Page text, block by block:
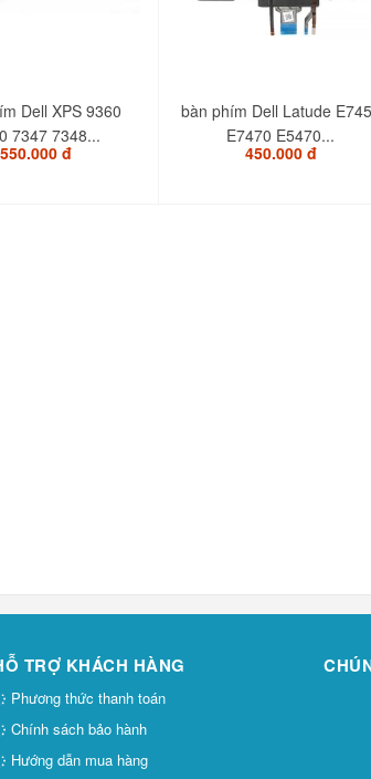
Dell XPS 9360
7347 7348...
550.000 đ
bàn phím Dell Latude
E7470 E5470...
450.000 đ
TRỢ KHÁCH HÀNG
Phương thức thanh toán
Chính sách bảo hành
Hướng dẫn mua hàng